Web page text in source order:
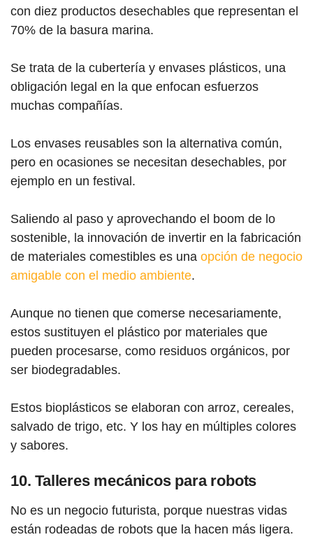
con diez productos desechables que representan el
70% de la basura marina.
Se trata de la cubertería y envases plásticos, una
obligación legal en la que enfocan esfuerzos
muchas compañías.
Los envases reusables son la alternativa común,
pero en ocasiones se necesitan desechables, por
ejemplo en un festival.
Saliendo al paso y aprovechando el boom de lo
sostenible, la innovación de invertir en la fabricación
de materiales comestibles es una opción de negocio
amigable con el medio ambiente.
Aunque no tienen que comerse necesariamente,
estos sustituyen el plástico por materiales que
pueden procesarse, como residuos orgánicos, por
ser biodegradables.
Estos bioplásticos se elaboran con arroz, cereales,
salvado de trigo, etc. Y los hay en múltiples colores
y sabores.
10. Talleres mecánicos para robots
No es un negocio futurista, porque nuestras vidas
están rodeadas de robots que la hacen más ligera.